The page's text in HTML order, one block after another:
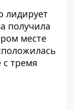
лидирует
получила
месте
с тремя